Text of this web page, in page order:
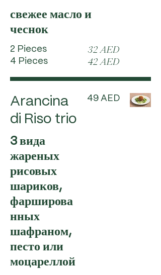
свежее масло и
чеснок
2 Pieces
32 AED
4 Pieces
42 AED
Arancina
di Riso trio
3 вида
жареных
рисовых
шариков,
фарширова
нных
шафраном,
песто или
моцареллой
49 AED